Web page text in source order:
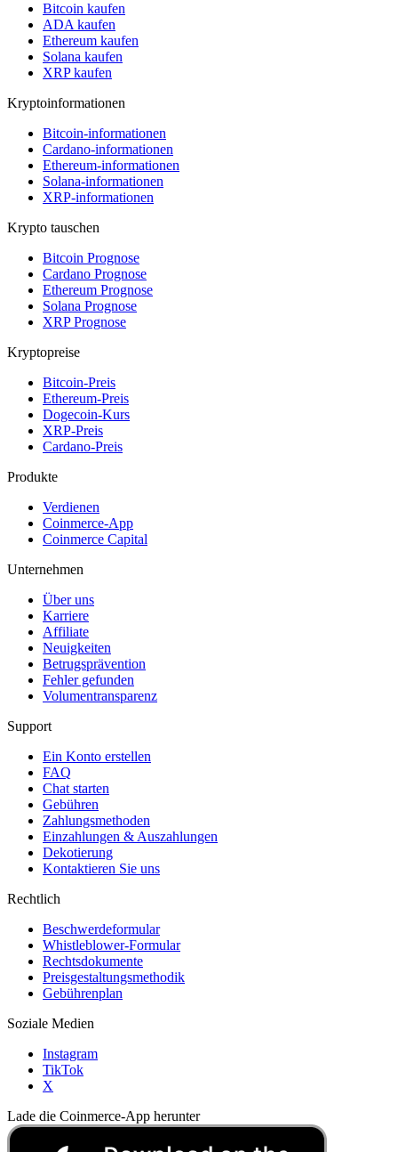
Bitcoin kaufen
ADA kaufen
Ethereum kaufen
Solana kaufen
XRP kaufen
Kryptoinformationen
Bitcoin-informationen
Cardano-informationen
Ethereum-informationen
Solana-informationen
XRP-informationen
Krypto tauschen
Bitcoin Prognose
Cardano Prognose
Ethereum Prognose
Solana Prognose
XRP Prognose
Kryptopreise
Bitcoin-Preis
Ethereum-Preis
Dogecoin-Kurs
XRP-Preis
Cardano-Preis
Produkte
Verdienen
Coinmerce-App
Coinmerce Capital
Unternehmen
Über uns
Karriere
Affiliate
Neuigkeiten
Betrugsprävention
Fehler gefunden
Volumentransparenz
Support
Ein Konto erstellen
FAQ
Chat starten
Gebühren
Zahlungsmethoden
Einzahlungen & Auszahlungen
Dekotierung
Kontaktieren Sie uns
Rechtlich
Beschwerdeformular
Whistleblower-Formular
Rechtsdokumente
Preisgestaltungsmethodik
Gebührenplan
Soziale Medien
Instagram
TikTok
X
Lade die Coinmerce-App herunter